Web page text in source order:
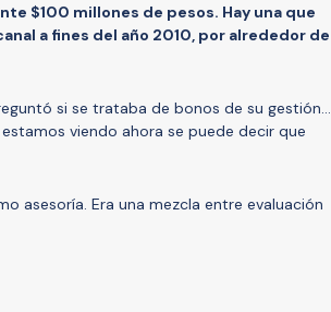
$100 millones de pesos. Hay una que
a fines del año 2010, por alrededor de
si se trataba de bonos de su gestión...
viendo ahora se puede decir que
asesoría. Era una mezcla entre evaluación